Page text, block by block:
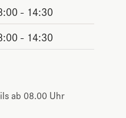
- 14:30
- 14:30
ab 08.00 Uhr